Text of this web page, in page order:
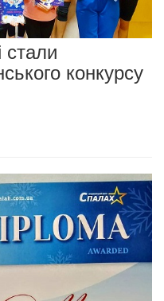
стали
конкурсу